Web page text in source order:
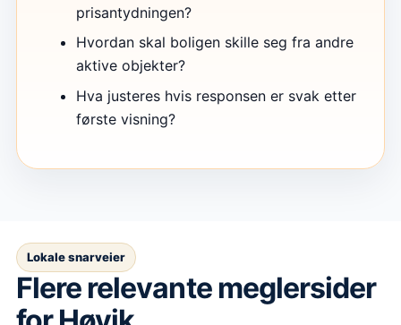
prisantydningen?
Hvordan skal boligen skille seg fra andre
aktive objekter?
Hva justeres hvis responsen er svak etter
første visning?
Lokale snarveier
Flere relevante meglersider